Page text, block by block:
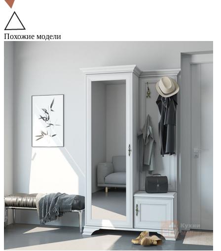
Похожие модели